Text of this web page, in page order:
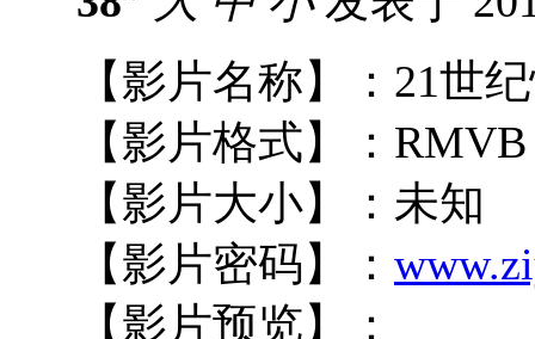
【影片名称】：21世
【影片格式】：RMVB
【影片大小】：未知
【影片密码】：
【影片预览】：